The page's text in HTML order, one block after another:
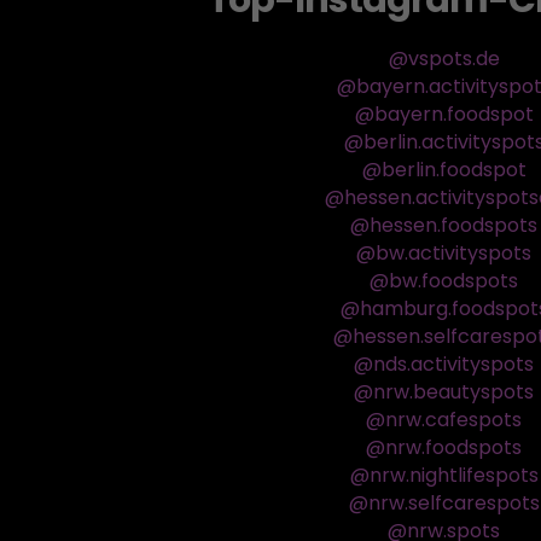
@vspots.de
@bayern.foodspot
@berlin.foodspot
@hessen.foodspots
@bw.activityspots
@bw.foodspots
@nds.activityspots
@nrw.beautyspots
@nrw.cafespots
@nrw.foodspots
@nrw.nightlifespots
@nrw.selfcarespots
@nrw.spots